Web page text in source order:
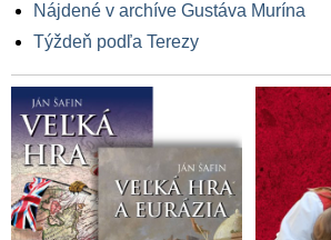
Nájdené v archíve Gustáva Murína
Týždeň podľa Terezy